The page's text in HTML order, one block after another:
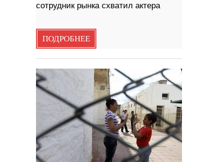
сотрудник рынка схватил актера
ПОДРОБНЕЕ